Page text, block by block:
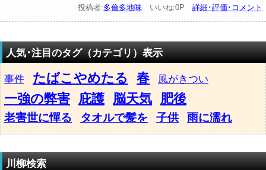
投稿者:多倫多地味 いいね:0P 詳細･評価･コメント
人気･注目のタグ（カテゴリ）表示
事件 たばこやめたる 春 風がきつい
一強の弊害 庇護 脳天気 肥後
老害世に憚る タオルで髪を 子供 雨に濡れ
川柳検索